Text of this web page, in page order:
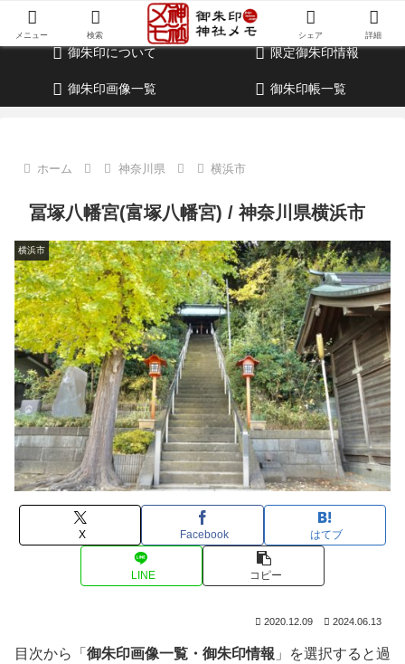
御朱印・参拝記録・神社情報・考察ブログ
御朱印について 限定御朱印情報
御朱印画像一覧 御朱印帳一覧
ホーム 神奈川県 横浜市
冨塚八幡宮(富塚八幡宮) / 神奈川県横浜市
横浜市
X Facebook はてブ
LINE コピー
2020.12.09 2024.06.13
目次から「 御朱印画像一覧・御朱印情報 」を選択すると過
メニュー 検索 シェア 詳細